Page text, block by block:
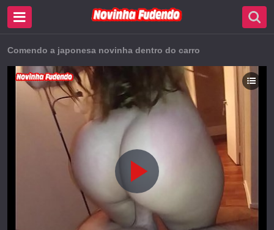
Comendo a japonesa novinha dentro do carro